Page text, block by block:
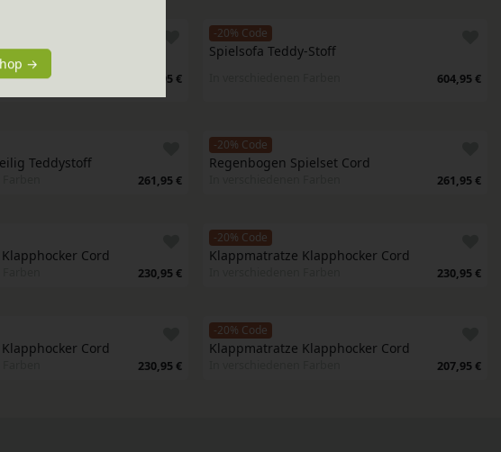
Stoff
544,95 €
-20% Code
Spielsofa Teddy-Stoff
604,95 €
Teddystoff
261,95 €
-20% Code
Regenbogen Spielset Cord
261,95 €
Cord
230,95 €
-20% Code
Klappmatratze Klapphocker Cord
230,95 €
Cord
230,95 €
-20% Code
Klappmatratze Klapphocker Cord
207,95 €
→